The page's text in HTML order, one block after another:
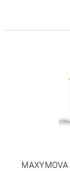
MAXYMOVA